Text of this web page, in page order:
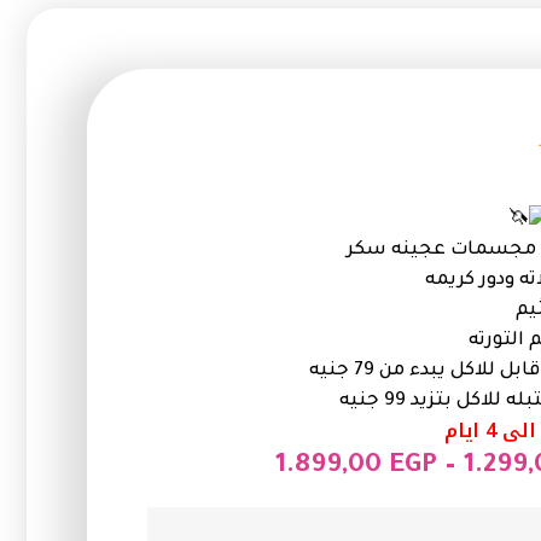
مع مجسمات عجينه سكر
ودور كريمه
يبدء من 79 جنيه
بتزيد 99 جنيه
–
1.899,00 EGP